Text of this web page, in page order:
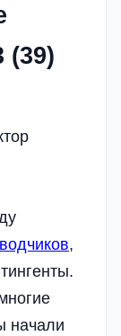
,
начали